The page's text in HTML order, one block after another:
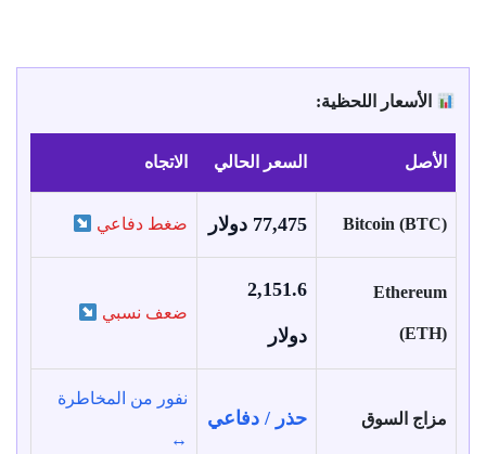
الأسعار اللحظية:
الأصل السعر الحالي الاتجاه
Bitcoin (BTC) 77,475 دولار ضغط دفاعي
Ethereum
(ETH)
2,151.6
دولار
ضعف نسبي
مزاج السوق حذر / دفاعي
نفور من المخاطرة
↔️